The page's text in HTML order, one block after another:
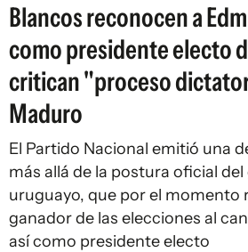
Blancos reconocen a
como presidente electo
critican "proceso
Maduro
El Partido Nacional emitió una
más allá de la postura oficial
uruguayo, que por el momento
ganador de las elecciones al
así como presidente electo